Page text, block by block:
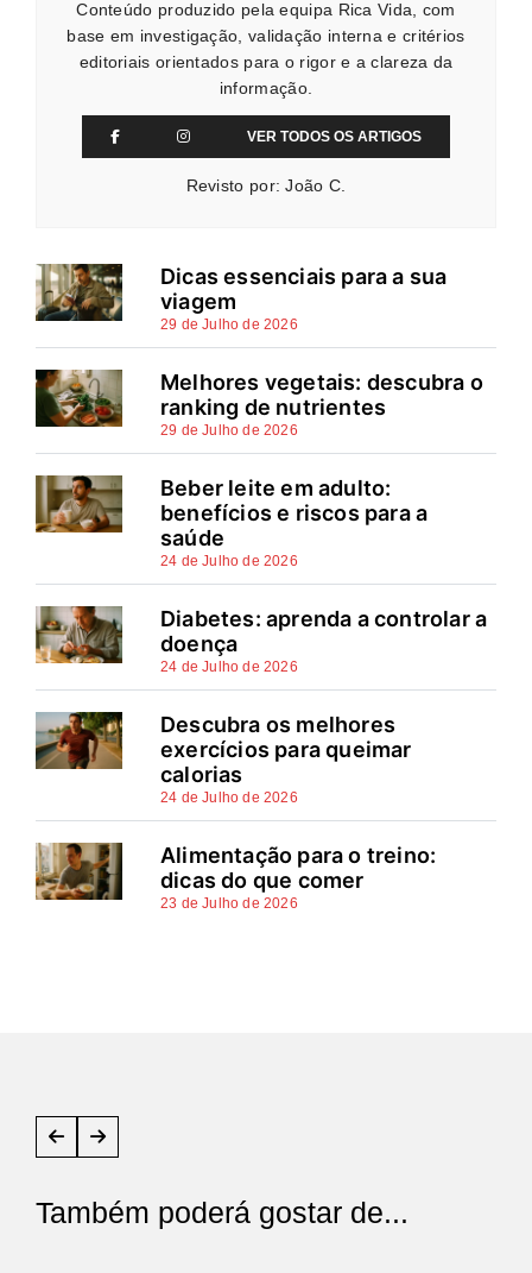
Conteúdo produzido pela equipa Rica Vida, com
base em investigação, validação interna e critérios
editoriais orientados para o rigor e a clareza da
informação.
VER TODOS OS ARTIGOS
Revisto por: João C.
Dicas essenciais para a sua
viagem
29 de Julho de 2026
Melhores vegetais: descubra o
ranking de nutrientes
29 de Julho de 2026
Beber leite em adulto:
benefícios e riscos para a
saúde
24 de Julho de 2026
Diabetes: aprenda a controlar a
doença
24 de Julho de 2026
Descubra os melhores
exercícios para queimar
calorias
24 de Julho de 2026
Alimentação para o treino:
dicas do que comer
23 de Julho de 2026
Também poderá gostar de...